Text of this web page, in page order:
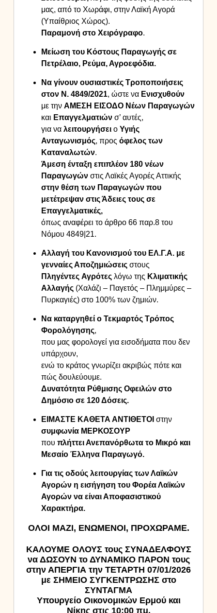
μας, από το Χωράφι, στην Λαϊκή Αγορά
(Υπαίθριος Χώρος).
Παραμονή στο Χειρόγραφο.
Μείωση του Κόστους Παραγωγής σε
Πετρέλαιο, Ρεύμα, Αγροεφόδια.
Να γίνουν ουσιαστικές Τροποποιήσεις
στον Ν. 4849/2021, ώστε να Ενισχυθούν
με την ΑΜΕΣΗ ΕΙΣΟΔΟ Νέων Παραγωγών
και Επαγγελματιών σ’ αυτές,
για να λειτουργήσει ο Υγιής
Ανταγωνισμός, προς όφελος των
Καταναλωτών.
Άμεση ένταξη επιπλέον 180 νέων
Παραγωγών στις Λαϊκές Αγορές Αττικής
στην θέση των Παραγωγών που
μετέτρεψαν στις Άδειες τους σε
Επαγγελματικές,
όπως αναφέρει το άρθρο 66 παρ.8 του
Νόμου 4849|21.
Αλλαγή του Κανονισμού του ΕΛ.Γ.Α. με
γενναίες Αποζημιώσεις στους
Πληγέντες Αγρότες λόγω της Κλιματικής
Αλλαγής (Χαλάζι – Παγετός – Πλημμύρες –
Πυρκαγιές) στο 100% των ζημιών.
Να καταργηθεί ο Τεκμαρτός Τρόπος
Φορολόγησης,
που μας φορολογεί για εισοδήματα που δεν
υπάρχουν,
ενώ το κράτος γνωρίζει ακριβώς πότε και
πώς δουλεύουμε.
Δυνατότητα Ρύθμισης Οφειλών στο
Δημόσιο σε 120 Δόσεις.
ΕΙΜΑΣΤΕ ΚΑΘΕΤΑ ΑΝΤΙΘΕΤΟΙ στην
συμφωνία ΜΕΡΚΟΣΟΥΡ
που πλήττει Ανεπανόρθωτα το Μικρό και
Μεσαίο Έλληνα Παραγωγό.
Για τις οδούς λειτουργίας των Λαϊκών
Αγορών η εισήγηση του Φορέα Λαϊκών
Αγορών να είναι Αποφασιστικού
Χαρακτήρα.
ΟΛΟΙ ΜΑΖΙ, ΕΝΩΜΕΝΟΙ, ΠΡΟΧΩΡΑΜΕ.
ΚΑΛΟΥΜΕ ΟΛΟΥΣ τους ΣΥΝΑΔΕΛΦΟΥΣ
να ΔΩΣΟΥΝ το ΔΥΝΑΜΙΚΟ ΠΑΡΟΝ τους
στην ΑΠΕΡΓΙΑ την ΤΕΤΑΡΤΗ 07/01/2026
με ΣΗΜΕΙΟ ΣΥΓΚΕΝΤΡΩΣΗΣ στο
ΣΥΝΤΑΓΜΑ
Υπουργείο Οικονομικών Ερμού και
Νίκης στις 10:00 πμ.